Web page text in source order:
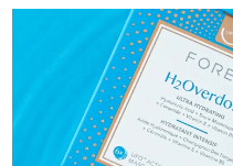
Швеция
Швейцария
Тайвань